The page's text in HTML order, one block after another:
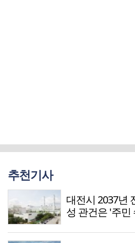
추천기사
대전시 2037년
성 관건은 '주민